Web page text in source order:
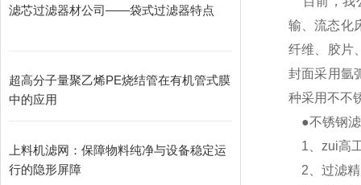
滤芯过滤器材公司——袋式过滤器特点
超高分子量聚乙烯PE烧结管在有机管式膜
中的应用
上料机滤网：保障物料纯净与设备稳定运
行的隐形屏障
输、流态化
纤维、胶片
封面采用氩
种采用不不
●不锈钢滤
1、zui高
2、过滤精